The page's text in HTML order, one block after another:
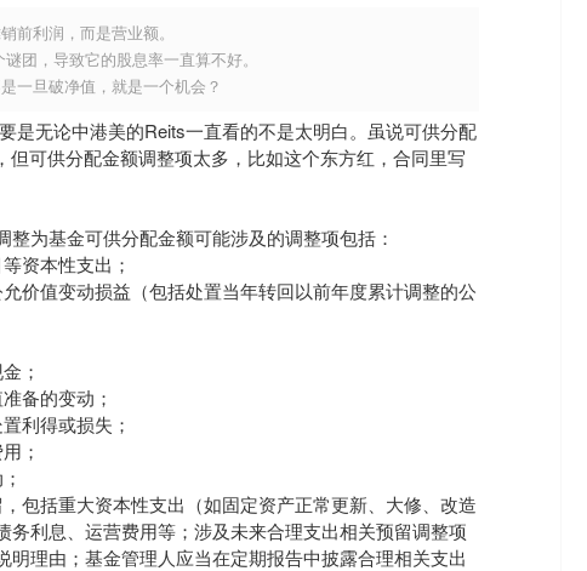
前利润，而是营业额。
团，导致它的股息率一直算不好。
一旦破净值，就是一个机会？
是无论中港美的Reits一直看的不是太明白。虽说可供分配
但可供分配金额调整项太多，比如这个东方红，合同里写
整为基金可供分配金额可能涉及的调整项包括：
资本性支出；
价值变动损益（包括处置当年转回以前年度累计调整的公
；
备的变动；
利得或损失；
；
包括重大资本性支出（如固定资产正常更新、大修、改造
务利息、运营费用等；涉及未来合理支出相关预留调整项
明理由；基金管理人应当在定期报告中披露合理相关支出